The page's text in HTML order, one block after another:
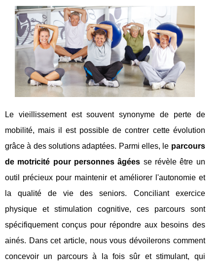
Le vieillissement est souvent synonyme de perte de
mobilité, mais il est possible de contrer cette évolution
grâce à des solutions adaptées. Parmi elles, le parcours
de motricité pour personnes âgées se révèle être un
outil précieux pour maintenir et améliorer l'autonomie et
la qualité de vie des seniors. Conciliant exercice
physique et stimulation cognitive, ces parcours sont
spécifiquement conçus pour répondre aux besoins des
ainés. Dans cet article, nous vous dévoilerons comment
concevoir un parcours à la fois sûr et stimulant, qui